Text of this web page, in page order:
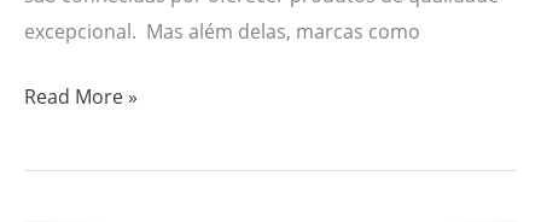
excepcional. Mas além delas, marcas como
Read More »